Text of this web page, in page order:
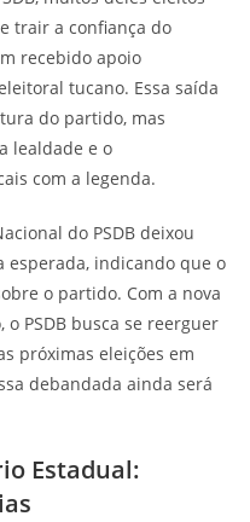
trair a confiança do
recebido apoio
tucano. Essa saída
do partido, mas
lealdade e o
com a legenda.
do PSDB deixou
esperada, indicando que o
o partido. Com a nova
PSDB busca se reerguer
próximas eleições em
debandada ainda será
Estadual: